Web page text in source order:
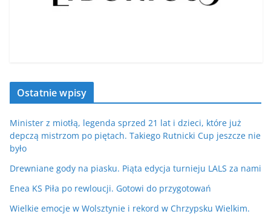
Ostatnie wpisy
Minister z miotłą, legenda sprzed 21 lat i dzieci, które już
depczą mistrzom po piętach. Takiego Rutnicki Cup jeszcze nie
było
Drewniane gody na piasku. Piąta edycja turnieju LALS za nami
Enea KS Piła po rewloucji. Gotowi do przygotowań
Wielkie emocje w Wolsztynie i rekord w Chrzypsku Wielkim.